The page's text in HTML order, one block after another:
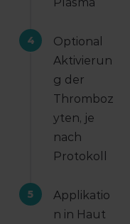
4
Optional
Aktivierun
g der
Thromboz
yten, je
nach
Protokoll
5
Applikatio
n in Haut